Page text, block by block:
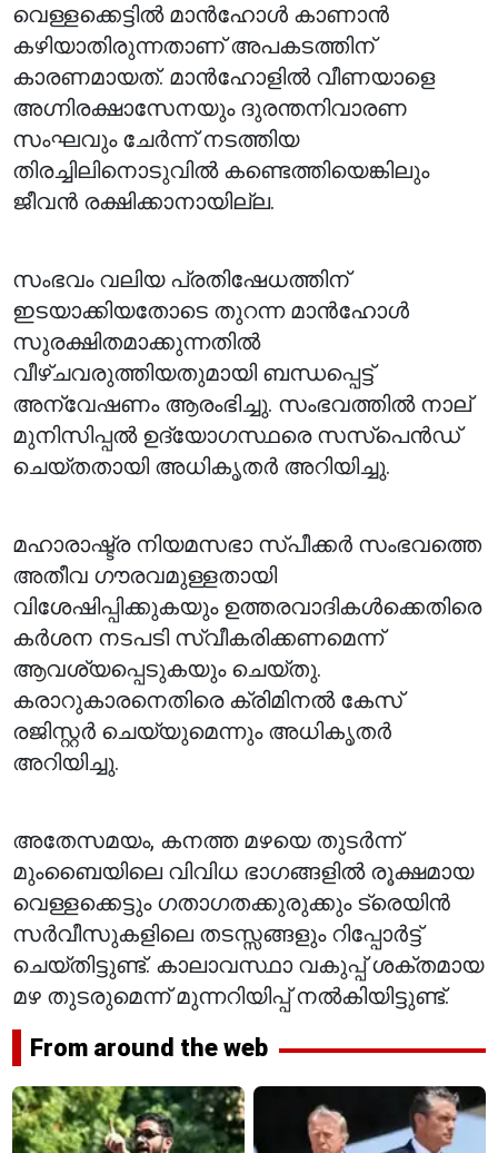
വെള്ളക്കെട്ടിൽ മാൻഹോൾ കാണാൻ
കഴിയാതിരുന്നതാണ് അപകടത്തിന്
കാരണമായത്. മാൻഹോളിൽ വീണയാളെ
അഗ്നിരക്ഷാസേനയും ദുരന്തനിവാരണ
സംഘവും ചേർന്ന് നടത്തിയ
തിരച്ചിലിനൊടുവിൽ കണ്ടെത്തിയെങ്കിലും
ജീവൻ രക്ഷിക്കാനായില്ല.
സംഭവം വലിയ പ്രതിഷേധത്തിന്
ഇടയാക്കിയതോടെ തുറന്ന മാൻഹോൾ
സുരക്ഷിതമാക്കുന്നതിൽ
വീഴ്ചവരുത്തിയതുമായി ബന്ധപ്പെട്ട്
അന്വേഷണം ആരംഭിച്ചു. സംഭവത്തിൽ നാല്
മുനിസിപ്പൽ ഉദ്യോഗസ്ഥരെ സസ്‌പെൻഡ്
ചെയ്തതായി അധികൃതർ അറിയിച്ചു.
മഹാരാഷ്ട്ര നിയമസഭാ സ്പീക്കർ സംഭവത്തെ
അതീവ ഗൗരവമുള്ളതായി
വിശേഷിപ്പിക്കുകയും ഉത്തരവാദികൾക്കെതിരെ
കർശന നടപടി സ്വീകരിക്കണമെന്ന്
ആവശ്യപ്പെടുകയും ചെയ്തു.
കരാറുകാരനെതിരെ ക്രിമിനൽ കേസ്
രജിസ്റ്റർ ചെയ്യുമെന്നും അധികൃതർ
അറിയിച്ചു.
അതേസമയം, കനത്ത മഴയെ തുടർന്ന്
മുംബൈയിലെ വിവിധ ഭാഗങ്ങളിൽ രൂക്ഷമായ
വെള്ളക്കെട്ടും ഗതാഗതക്കുരുക്കും ട്രെയിൻ
സർവീസുകളിലെ തടസ്സങ്ങളും റിപ്പോർട്ട്
ചെയ്തിട്ടുണ്ട്. കാലാവസ്ഥാ വകുപ്പ് ശക്തമായ
മഴ തുടരുമെന്ന് മുന്നറിയിപ്പ് നൽകിയിട്ടുണ്ട്.
From around the web